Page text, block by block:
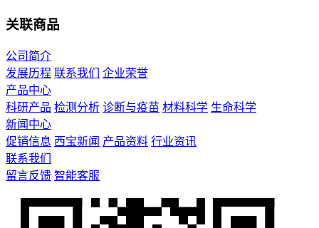
关联商品
公司简介
发展历程 联系我们
企业荣誉
产品中心
科研产品 检测分析 诊断与疫苗 材料科学 生命科学
新闻中心
促销信息 西宝新闻 产品资料 行业资讯
联系我们
留言反馈 智能客服